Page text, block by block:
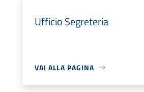
Ufficio Segreteria
VAI ALLA PAGINA